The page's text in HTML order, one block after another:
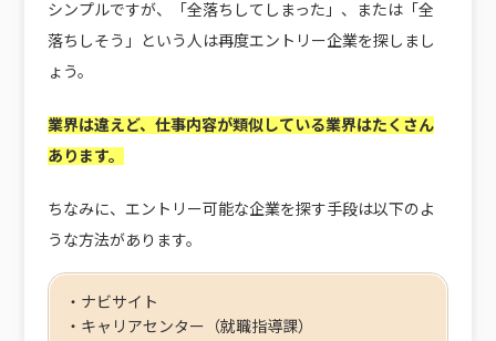
シンプルですが、「全落ちしてしまった」、または「全
落ちしそう」という人は再度エントリー企業を探しまし
ょう。
業界は違えど、仕事内容が類似している業界はたくさん
あります。
ちなみに、エントリー可能な企業を探す手段は以下のよ
うな方法があります。
・ナビサイト
・キャリアセンター（就職指導課）